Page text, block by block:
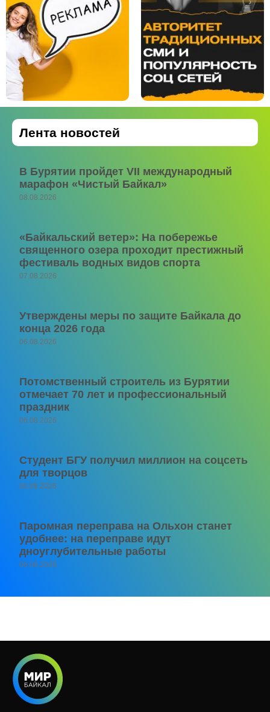
Лента новостей
В Бурятии пройдет VII международный
марафон «Чистый Байкал»
08.08.2026
«Байкальский ветер»: На побережье
священного озера проходит престижный
фестиваль водных видов спорта
07.08.2026
Утверждены меры по защите Байкала до
конца 2026 года
06.08.2026
Потомственный строитель из Бурятии
отмечает 70 лет и профессиональный
праздник
06.08.2026
Студент БГУ получил миллион на соцсеть
для творцов
06.08.2026
Паромная переправа на Ольхон станет
удобнее: на переправе идут
дноуглубительные работы
06.08.2026